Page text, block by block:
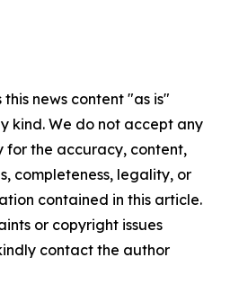
news content "as is"
kind. We do not accept any
for the accuracy, content,
completeness, legality, or
contained in this article.
or copyright issues
contact the author